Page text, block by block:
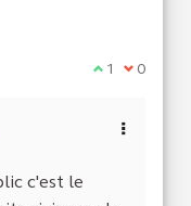
Je suis
1 Je ne
0
c'est le